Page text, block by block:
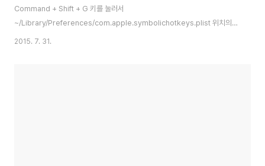
Command + Shift + G 키를 눌러서
~/Library/Preferences/com.apple.symbolichotkeys.plist 위치의
파일을 열어서 (TextWrangler) AppleSymbolicHotKeys > 61 > value
2015. 7. 31.